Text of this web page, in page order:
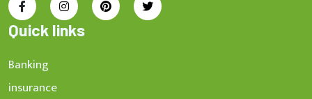
Quick links
Banking
insurance